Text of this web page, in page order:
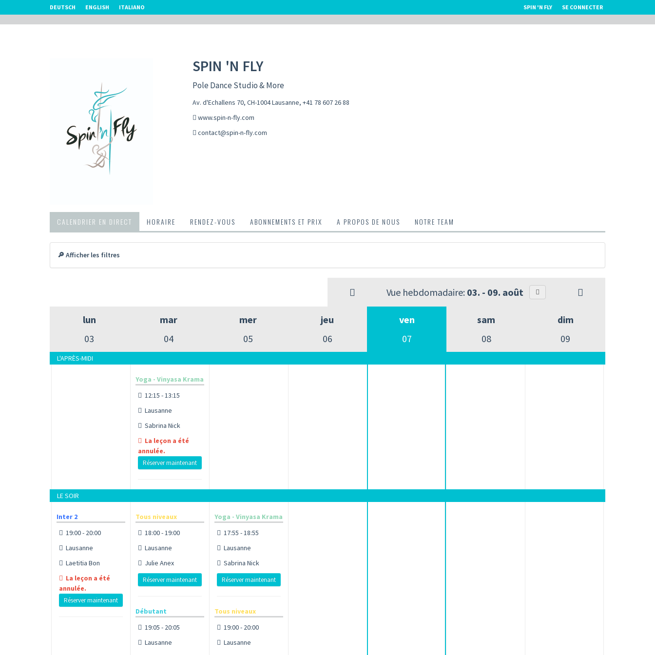
DEUTSCH ENGLISH ITALIANO SPIN 'N FLY SE CONNECTER
SPIN 'N FLY
Pole Dance Studio & More
Av. d'Echallens 70, CH-1004 Lausanne, +41 78 607 26 88
www.spin-n-fly.com
contact@spin-n-fly.com
CALENDRIER EN DIRECT HORAIRE RENDEZ-VOUS ABONNEMENTS ET PRIX A PROPOS DE NOUS NOTRE TEAM
🔎 Afficher les filtres
Vue hebdomadaire: 03. - 09. août
lun
03
mar
04
mer
05
jeu
06
ven
07
sam
08
dim
09
L'APRÈS-MIDI
Yoga - Vinyasa Krama
12:15 - 13:15
Lausanne
Sabrina Nick
La leçon a été
annulée.
Réserver maintenant
LE SOIR
Inter 2
19:00 - 20:00
Lausanne
Laetitia Bon
La leçon a été
annulée.
Réserver maintenant
Tous niveaux
18:00 - 19:00
Lausanne
Julie Anex
Réserver maintenant
Débutant
19:05 - 20:05
Lausanne
Yoga - Vinyasa Krama
17:55 - 18:55
Lausanne
Sabrina Nick
Réserver maintenant
Tous niveaux
19:00 - 20:00
Lausanne